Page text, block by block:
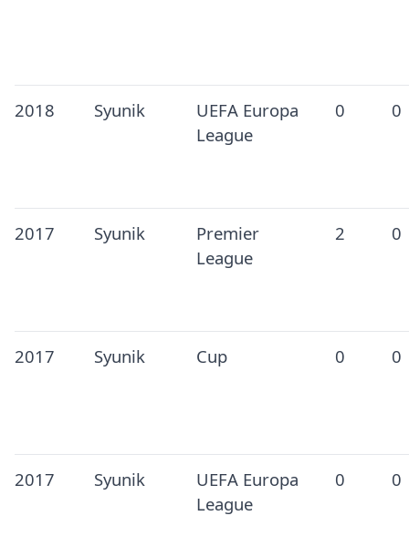
2018 Syunik
UEFA Europa
League
0 0
2017 Syunik
Premier
League
2 0
2017 Syunik Cup 0 0
2017 Syunik
UEFA Europa
League
0 0